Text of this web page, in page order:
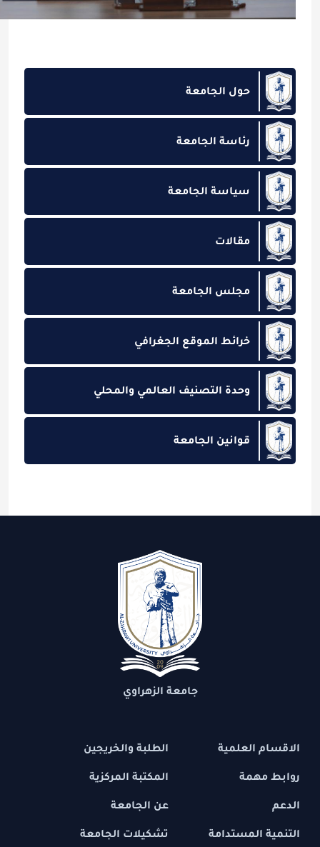
حول الجامعة
رئاسة الجامعة
سياسة الجامعة
مقالات
مجلس الجامعة
خرائط الموقع الجغرافي
وحدة التصنيف العالمي والمحلي
قوانين الجامعة
جامعة الزهراوي
الاقسام العلمية
روابط مهمة
الدعم
التنمية المستدامة
الطلبة والخريجين
المكتبة المركزية
عن الجامعة
تشكيلات الجامعة